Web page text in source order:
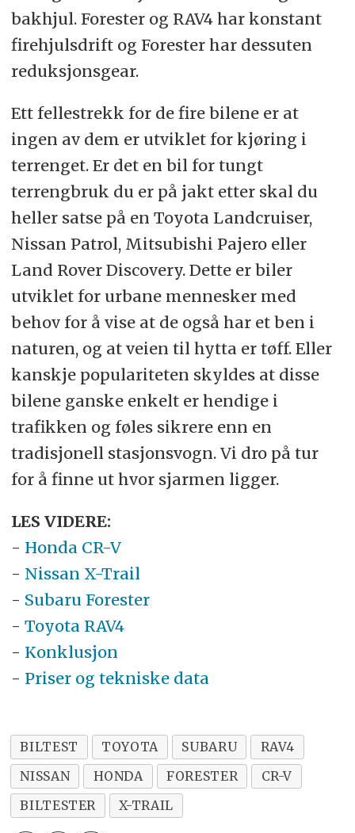
bakhjul. Forester og RAV4 har konstant
firehjulsdrift og Forester har dessuten
reduksjonsgear.
Ett fellestrekk for de fire bilene er at
ingen av dem er utviklet for kjøring i
terrenget. Er det en bil for tungt
terrengbruk du er på jakt etter skal du
heller satse på en Toyota Landcruiser,
Nissan Patrol, Mitsubishi Pajero eller
Land Rover Discovery. Dette er biler
utviklet for urbane mennesker med
behov for å vise at de også har et ben i
naturen, og at veien til hytta er tøff. Eller
kanskje populariteten skyldes at disse
bilene ganske enkelt er hendige i
trafikken og føles sikrere enn en
tradisjonell stasjonsvogn. Vi dro på tur
for å finne ut hvor sjarmen ligger.
LES VIDERE:
- Honda CR-V
- Nissan X-Trail
- Subaru Forester
- Toyota RAV4
- Konklusjon
- Priser og tekniske data
BILTEST TOYOTA SUBARU
RAV4
NISSAN
HONDA FORESTER
CR-V
BILTESTER
X-TRAIL